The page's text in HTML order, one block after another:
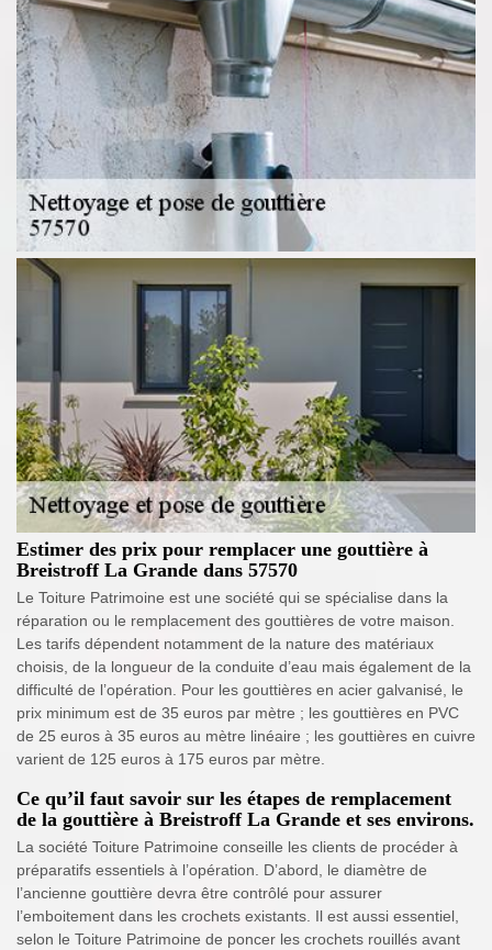
Estimer des prix pour remplacer une gouttière à
Breistroff La Grande dans 57570
Le Toiture Patrimoine est une société qui se spécialise dans la
réparation ou le remplacement des gouttières de votre maison.
Les tarifs dépendent notamment de la nature des matériaux
choisis, de la longueur de la conduite d’eau mais également de la
difficulté de l’opération. Pour les gouttières en acier galvanisé, le
prix minimum est de 35 euros par mètre ; les gouttières en PVC
de 25 euros à 35 euros au mètre linéaire ; les gouttières en cuivre
varient de 125 euros à 175 euros par mètre.
Ce qu’il faut savoir sur les étapes de remplacement
de la gouttière à Breistroff La Grande et ses environs.
La société Toiture Patrimoine conseille les clients de procéder à
préparatifs essentiels à l’opération. D’abord, le diamètre de
l’ancienne gouttière devra être contrôlé pour assurer
l’emboitement dans les crochets existants. Il est aussi essentiel,
selon le Toiture Patrimoine de poncer les crochets rouillés avant